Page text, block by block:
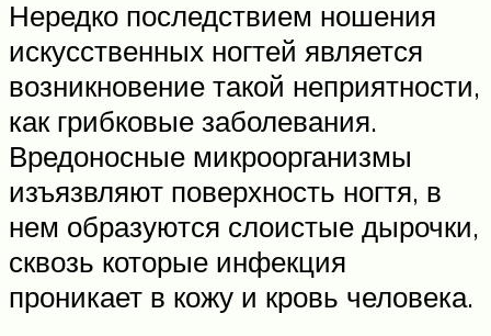
Нередко последствием ношения
искусственных ногтей является
возникновение такой неприятности,
как грибковые заболевания.
Вредоносные микроорганизмы
изъязвляют поверхность ногтя, в
нем образуются слоистые дырочки,
сквозь которые инфекция
проникает в кожу и кровь человека.